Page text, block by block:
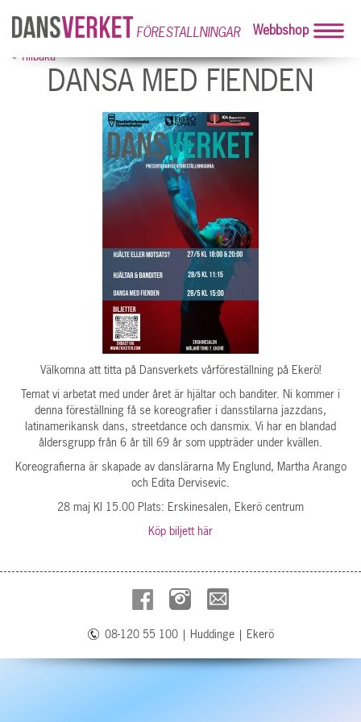
FÖRESTALLNINGAR Webbshop
« Tillbaka
DANSA MED FIENDEN
Välkomna att titta på Dansverkets vårföreställning på Ekerö!
Temat vi arbetat med under året är hjältar och banditer. Ni kommer i
denna föreställning få se koreografier i dansstilarna jazzdans,
latinamerikansk dans, streetdance och dansmix. Vi har en blandad
åldersgrupp från 6 år till 69 år som uppträder under kvällen.
Koreografierna är skapade av danslärarna My Englund, Martha Arango
och Edita Dervisevic.
28 maj Kl 15.00 Plats: Erskinesalen, Ekerö centrum
Köp biljett här
08-120 55 100 | Huddinge | Ekerö